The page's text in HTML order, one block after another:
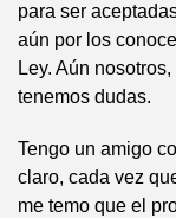
para ser
aún por los
Ley. Aún
tenemos dudas.
Tengo un amigo
claro, cada vez
me temo que el